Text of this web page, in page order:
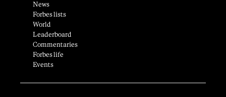
News
Forbes lists
World
Leaderboard
Commentaries
Forbes life
Events